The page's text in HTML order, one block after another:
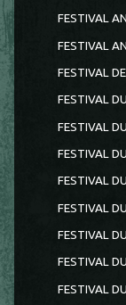
FESTIVAL
FESTIVAL
FESTIVAL
FESTIVAL
FESTIVAL
FESTIVAL
FESTIVAL
FESTIVAL
FESTIVAL
FESTIVAL
FESTIVAL